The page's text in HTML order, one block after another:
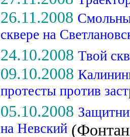
26.11.2008
сквере на
24.10.2008 Твой
09.10.2008
протесты против
05.10.2008
на Невский